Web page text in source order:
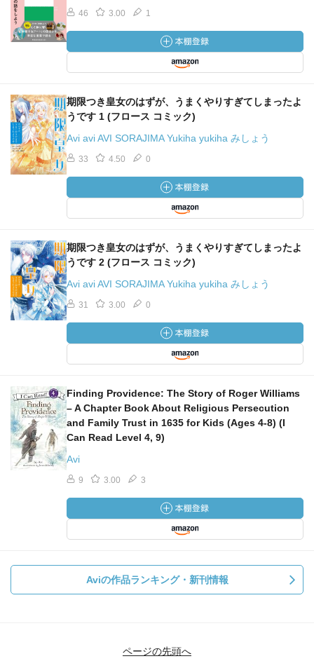
46 3.00 1
期限つき皇女のはずが、うまくやりすぎてしまったよ
うです 1 (フロース コミック)
Avi avi AVI SORAJIMA Yukiha yukiha みしょう
33 4.50 0
期限つき皇女のはずが、うまくやりすぎてしまったよ
うです 2 (フロース コミック)
Avi avi AVI SORAJIMA Yukiha yukiha みしょう
31 3.00 0
Finding Providence: The Story of Roger Williams
– A Chapter Book About Religious Persecution
and Family Trust in 1635 for Kids (Ages 4-8) (I
Can Read Level 4, 9)
Avi
9 3.00 3
Aviの作品ランキング・新刊情報
ページの先頭へ